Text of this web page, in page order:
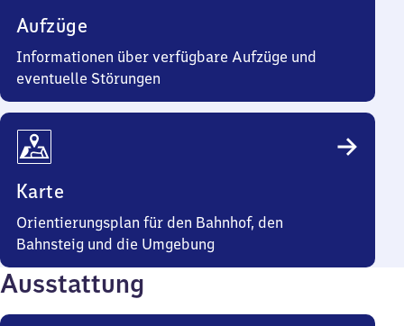
Aufzüge
Informationen über verfügbare Aufzüge und
eventuelle Störungen
Karte
Orientierungsplan für den Bahnhof, den
Bahnsteig und die Umgebung
Ausstattung